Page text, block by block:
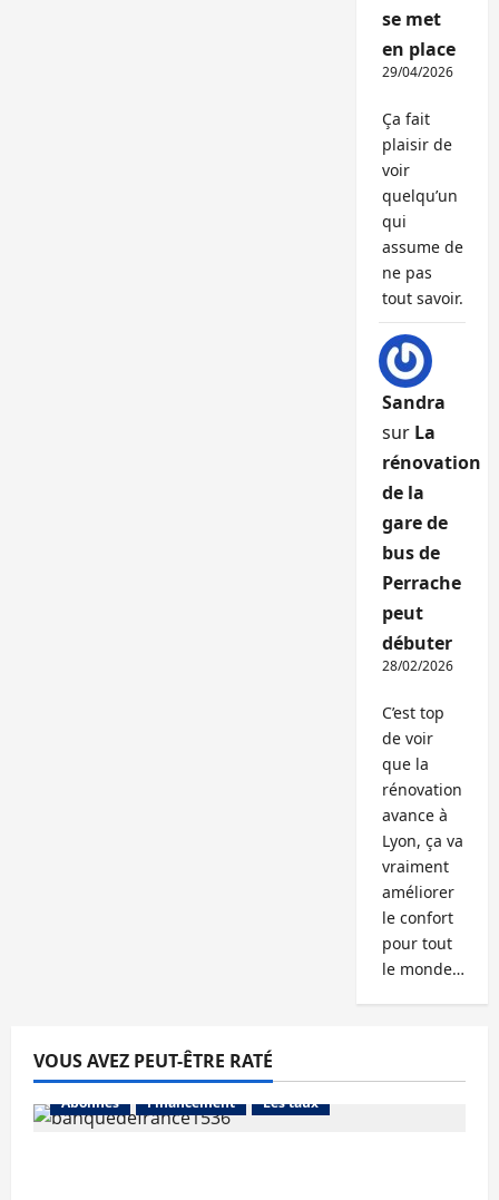
se met
en place
29/04/2026
Ça fait
plaisir de
voir
quelqu’un
qui
assume de
ne pas
tout savoir.
Sandra
sur La
rénovation
de la
gare de
bus de
Perrache
peut
débuter
28/02/2026
C’est top
de voir
que la
rénovation
avance à
Lyon, ça va
vraiment
améliorer
le confort
pour tout
le monde…
VOUS AVEZ PEUT-ÊTRE RATÉ
Abonnés Financement Les taux